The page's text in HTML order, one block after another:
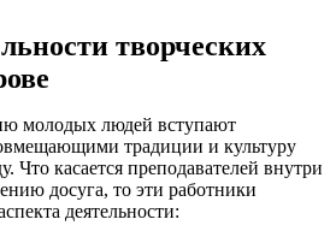
творческих
молодых людей вступают
традиции и культуру
Что касается преподавателей внутри
досуга, то эти работники
деятельности: